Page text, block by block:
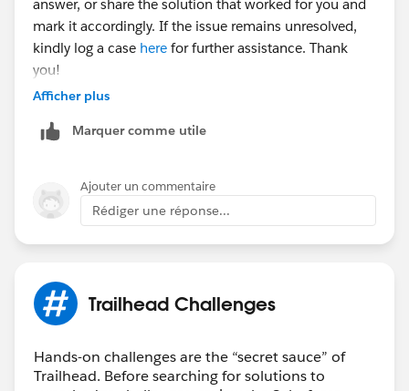
answer, or share the solution that worked for you and
mark it accordingly. If the issue remains unresolved,
kindly log a case here for further assistance. Thank
you!
Afficher plus
Marquer comme utile
Ajouter un commentaire
Rédiger une réponse...
Trailhead Challenges
Hands-on challenges are the “secret sauce” of
Trailhead. Before searching for solutions to